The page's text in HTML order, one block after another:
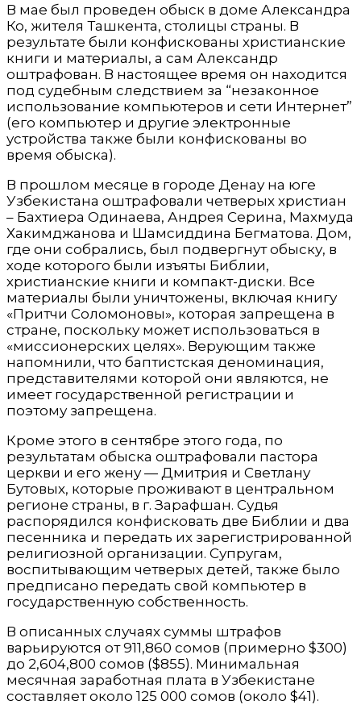
В мае был проведен обыск в доме Александра
Ко, жителя Ташкента, столицы страны. В
результате были конфискованы христианские
книги и материалы, а сам Александр
оштрафован. В настоящее время он находится
под судебным следствием за “незаконное
использование компьютеров и сети Интернет”
(его компьютер и другие электронные
устройства также были конфискованы во
время обыска).
В прошлом месяце в городе Денау на юге
Узбекистана оштрафовали четверых христиан
– Бахтиера Одинаева, Андрея Серина, Махмуда
Хакимджанова и Шамсиддина Бегматова. Дом,
где они собрались, был подвергнут обыску, в
ходе которого были изъяты Библии,
христианские книги и компакт-диски. Все
материалы были уничтожены, включая книгу
«Притчи Соломоновы», которая запрещена в
стране, поскольку может использоваться в
«миссионерских целях». Верующим также
напомнили, что баптистская деноминация,
представителями которой они являются, не
имеет государственной регистрации и
поэтому запрещена.
Кроме этого в сентябре этого года, по
результатам обыска оштрафовали пастора
церкви и его жену — Дмитрия и Светлану
Бутовых, которые проживают в центральном
регионе страны, в г. Зарафшан. Судья
распорядился конфисковать две Библии и два
песенника и передать их зарегистрированной
религиозной организации. Супругам,
воспитывающим четверых детей, также было
предписано передать свой компьютер в
государственную собственность.
В описанных случаях суммы штрафов
варьируются от 911,860 сомов (примерно $300)
до 2,604,800 сомов ($855). Минимальная
месячная заработная плата в Узбекистане
составляет около 125 000 сомов (около $41).